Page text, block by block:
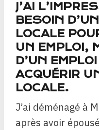
J’AI
BESOIN
LOCALE
UN EMPLOI,
D’UN
ACQUÉRIR
LOCALE.
J’ai déménagé à
après avoir